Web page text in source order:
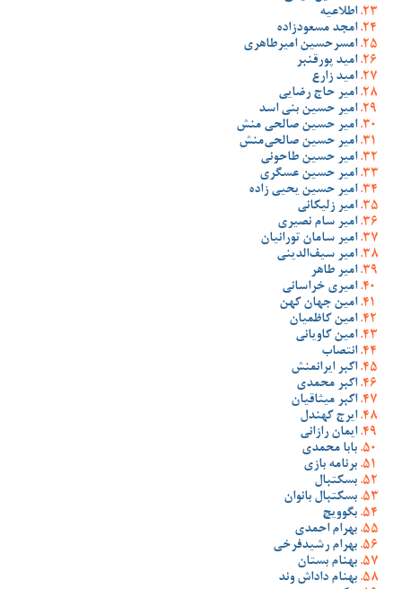
اطلاعیه
امجد مسعودزاده
امسرحسین امیرطاهری
امید پورقنبر
امید زارع
امیر حاج رضایی
امیر حسین بنی اسد
امیر حسین صالحی منش
امیر حسین صالحی‌منش
امیر حسین طاحونی
امیر حسین عسگری
امیر حسین یحیی زاده
امیر زلیکانی
امیر سام نصیری
امیر سامان تورانیان
امیر سیف‌الدینی
امیر طاهر
امیری خراسانی
امین جهان کهن
امین کاظمیان
امین کاویانی
انتصاب
اکبر ایرانمنش
اکبر محمدی
اکبر میثاقیان
ایرج کهندل
ایمان رازانی
بابا محمدی
برنامه بازی
بسکتبال
بسکتبال بانوان
بگوویچ
بهرام احمدی
بهرام رشیدفرخی
بهنام بستان
بهنام داداش وند